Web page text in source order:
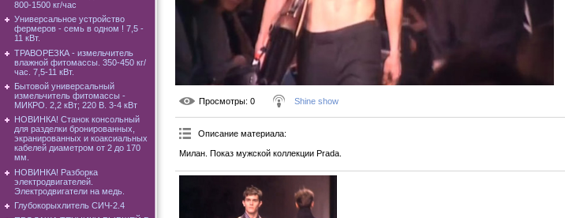
800-1500 кг/час
Универсальное устройство
фермеров - семь в одном ! 7,5 -
11 кВт.
ТРАВОРЕЗКА - измельчитель
влажной фитомассы. 350-450 кг/
час. 7,5-11 кВт.
Бытовой универсальный
измельчитель фитомассы -
МИКРО. 2,2 кВт; 220 В. 3-4 кВт
НОВИНКА! Станок консольный
для разделки бронированных,
экранированных и коаксиальных
кабелей диаметром от 2 до 170
мм.
НОВИНКА! Разборка
электродвигателей.
Электродвигатели на медь.
Глубокорыхлитель СИЧ-2.4
Просмотры: 0 Shine show
Описание материала:
Милан. Показ мужской коллекции Prada.